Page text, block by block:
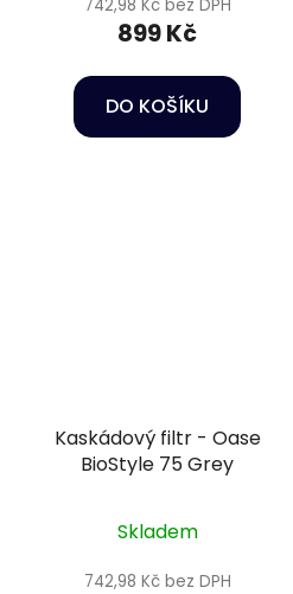
742,98 Kč bez DPH
899 Kč
DO KOŠÍKU
Kaskádový filtr - Oase
BioStyle 75 Grey
Skladem
742,98 Kč bez DPH